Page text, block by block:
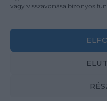
vagy visszavonása bizonyos
Kapcsolat
Kövesse a